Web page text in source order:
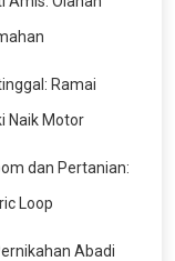
Ramai
Naik Motor
dan Pertanian:
Loop
Abadi